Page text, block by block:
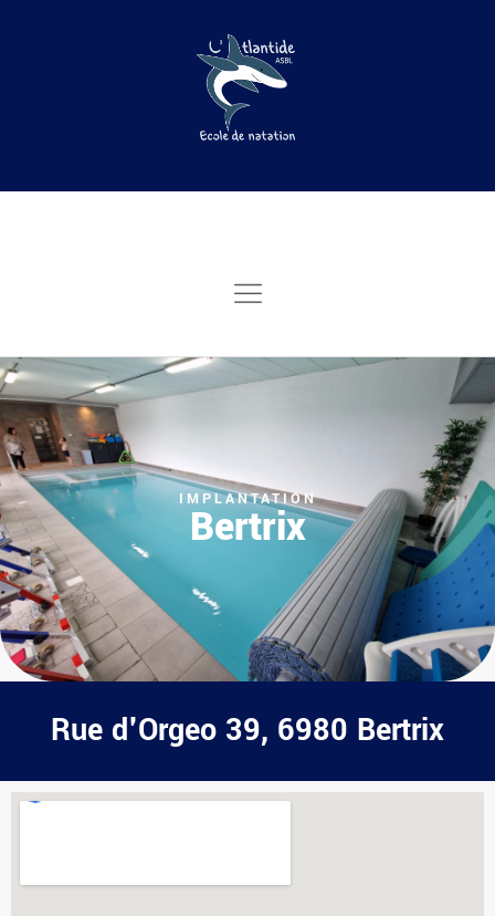
IMPLANTATION
Bertrix
Rue d'Orgeo 39, 6980 Bertrix